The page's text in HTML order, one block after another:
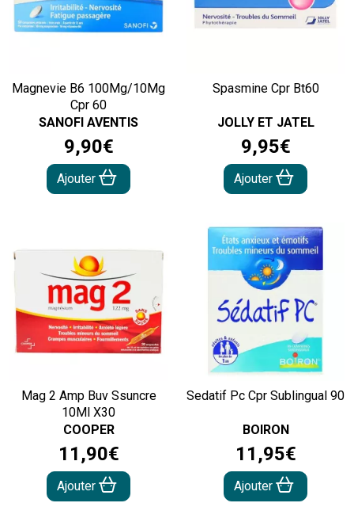
Magnevie B6 100Mg/10Mg
Cpr 60
SANOFI AVENTIS
9,90€
Ajouter
Spasmine Cpr Bt60
JOLLY ET JATEL
9,95€
Ajouter
Mag 2 Amp Buv Ssuncre
10Ml X30
COOPER
11 ,90€
Ajouter
Sedatif Pc Cpr Sublingual 90
BOIRON
11 ,95€
Ajouter